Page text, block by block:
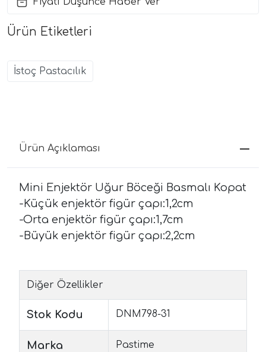
Ürün Etiketleri
İstoç Pastacılık
Ürün Açıklaması
Mini Enjektör Uğur Böceği Basmalı Kopat
-Küçük enjektör figür çapı:1,2cm
-Orta enjektör figür çapı:1,7cm
-Büyük enjektör figür çapı:2,2cm
Diğer Özellikler
Stok Kodu DNM798-31
Marka Pastime